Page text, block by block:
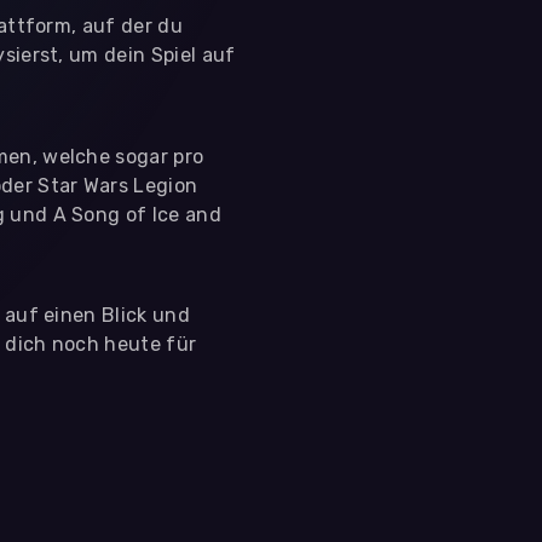
auf der du
um dein Spiel auf
welche sogar pro
Star Wars Legion
und A Song of Ice and
auf einen Blick und
dich noch heute für